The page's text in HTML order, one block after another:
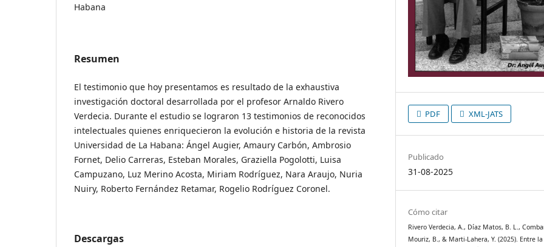
Habana
Resumen
El testimonio que hoy presentamos es resultado de la exhaustiva
investigación doctoral desarrollada por el profesor Arnaldo Rivero
Verdecia. Durante el estudio se lograron 13 testimonios de reconocidos
intelectuales quienes enriquecieron la evolución e historia de la revista
Universidad de La Habana: Ángel Augier, Amaury Carbón, Ambrosio
Fornet, Delio Carreras, Esteban Morales, Graziella Pogolotti, Luisa
Campuzano, Luz Merino Acosta, Miriam Rodríguez, Nara Araujo, Nuria
Nuiry, Roberto Fernández Retamar, Rogelio Rodríguez Coronel.
Descargas
PDF XML-JATS
Publicado
31-08-2025
Cómo citar
Rivero Verdecia, A., Díaz Matos, B. L.,
Mouriz, B., & Marti-Lahera, Y. (2025). Entre la